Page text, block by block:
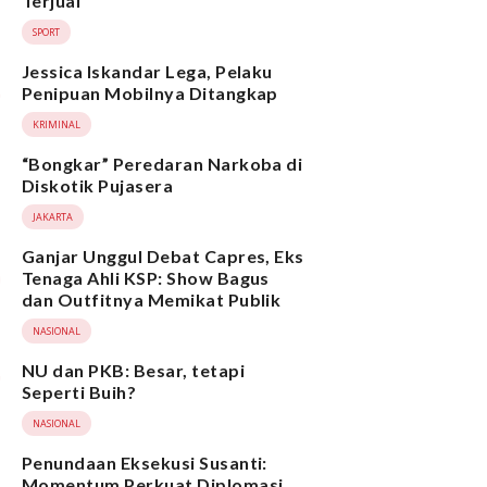
SPORT
Jessica Iskandar Lega, Pelaku
Penipuan Mobilnya Ditangkap
KRIMINAL
“Bongkar” Peredaran Narkoba di
Diskotik Pujasera
JAKARTA
Ganjar Unggul Debat Capres, Eks
Tenaga Ahli KSP: Show Bagus
dan Outfitnya Memikat Publik
NASIONAL
NU dan PKB: Besar, tetapi
Seperti Buih?
NASIONAL
Penundaan Eksekusi Susanti: